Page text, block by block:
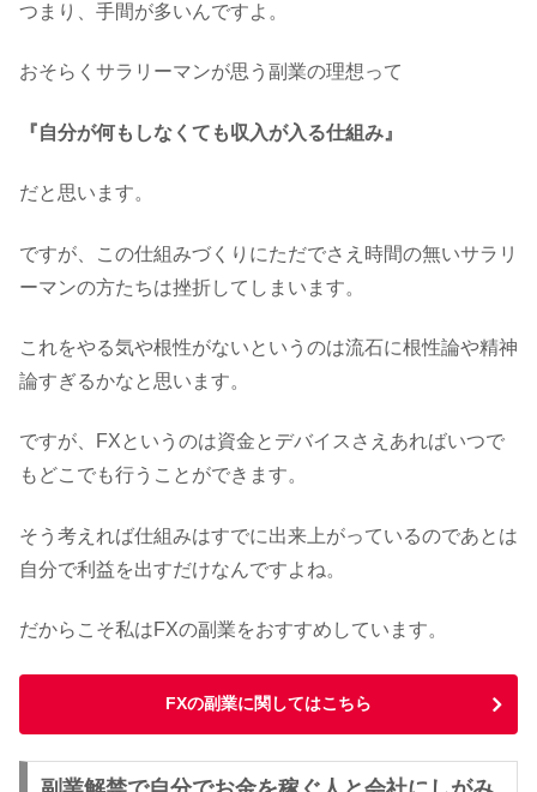
つまり、手間が多いんですよ。
おそらくサラリーマンが思う副業の理想って
『自分が何もしなくても収入が入る仕組み』
だと思います。
ですが、この仕組みづくりにただでさえ時間の無いサラリ
ーマンの方たちは挫折してしまいます。
これをやる気や根性がないというのは流石に根性論や精神
論すぎるかなと思います。
ですが、FXというのは資金とデバイスさえあればいつで
もどこでも行うことができます。
そう考えれば仕組みはすでに出来上がっているのであとは
自分で利益を出すだけなんですよね。
だからこそ私はFXの副業をおすすめしています。
FXの副業に関してはこちら